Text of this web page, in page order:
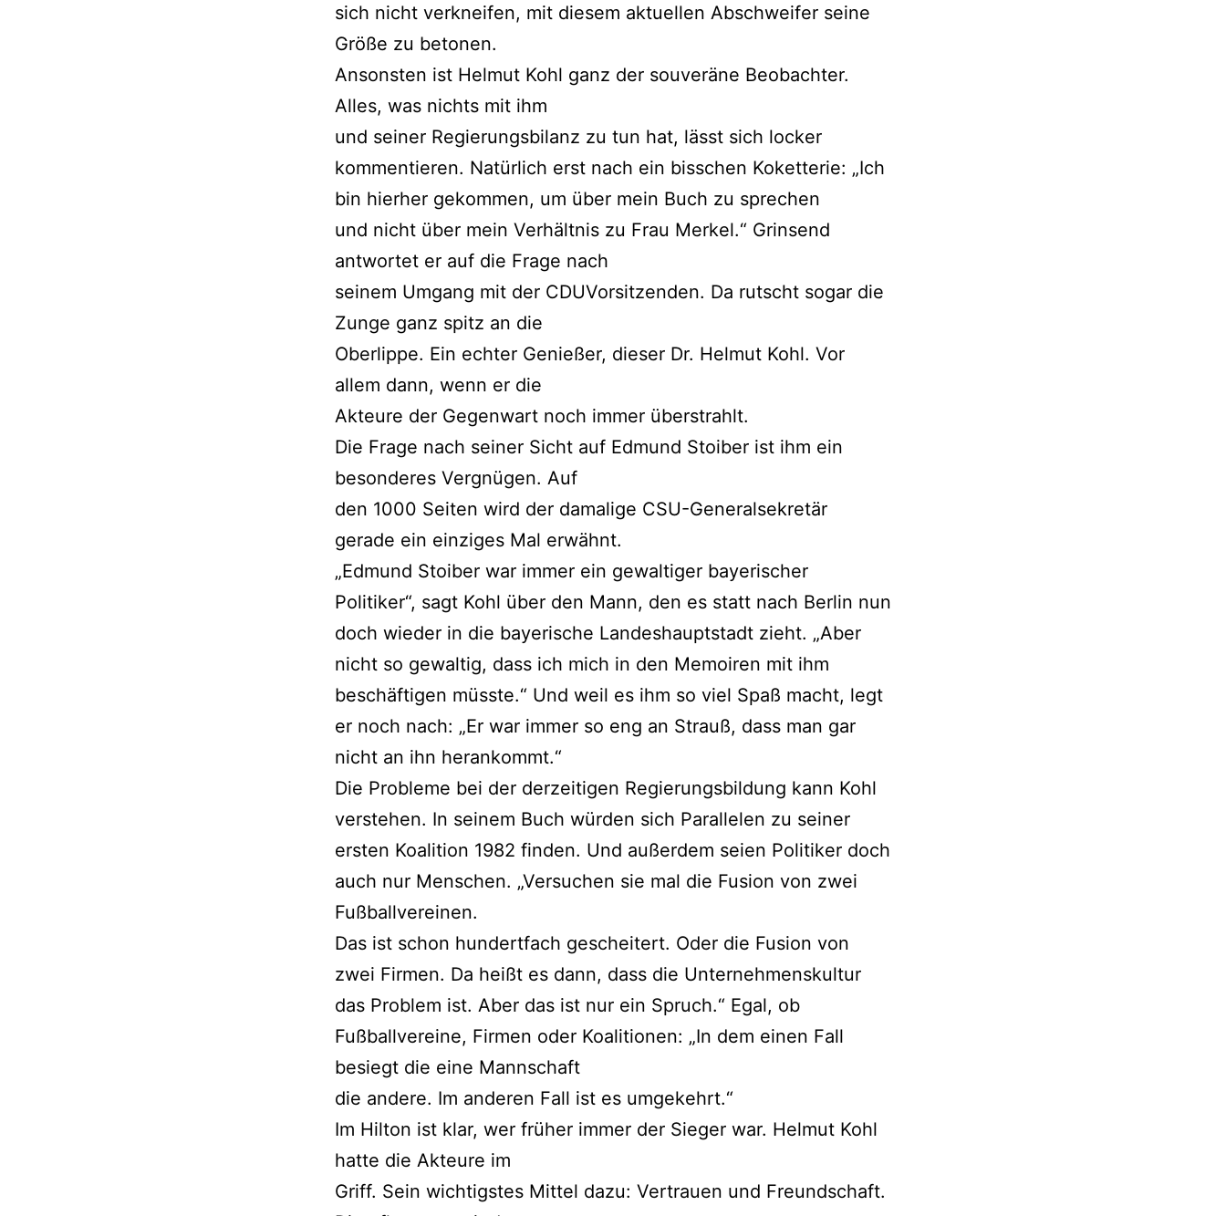
sich nicht verkneifen, mit diesem aktuellen Abschweifer seine
Größe zu betonen.
Ansonsten ist Helmut Kohl ganz der souveräne Beobachter.
Alles, was nichts mit ihm
und seiner Regierungsbilanz zu tun hat, lässt sich locker
kommentieren. Natürlich erst nach ein bisschen Koketterie: „Ich
bin hierher gekommen, um über mein Buch zu sprechen
und nicht über mein Verhältnis zu Frau Merkel.“ Grinsend
antwortet er auf die Frage nach
seinem Umgang mit der CDUVorsitzenden. Da rutscht sogar die
Zunge ganz spitz an die
Oberlippe. Ein echter Genießer, dieser Dr. Helmut Kohl. Vor
allem dann, wenn er die
Akteure der Gegenwart noch immer überstrahlt.
Die Frage nach seiner Sicht auf Edmund Stoiber ist ihm ein
besonderes Vergnügen. Auf
den 1000 Seiten wird der damalige CSU-Generalsekretär
gerade ein einziges Mal erwähnt.
„Edmund Stoiber war immer ein gewaltiger bayerischer
Politiker“, sagt Kohl über den Mann, den es statt nach Berlin nun
doch wieder in die bayerische Landeshauptstadt zieht. „Aber
nicht so gewaltig, dass ich mich in den Memoiren mit ihm
beschäftigen müsste.“ Und weil es ihm so viel Spaß macht, legt
er noch nach: „Er war immer so eng an Strauß, dass man gar
nicht an ihn herankommt.“
Die Probleme bei der derzeitigen Regierungsbildung kann Kohl
verstehen. In seinem Buch würden sich Parallelen zu seiner
ersten Koalition 1982 finden. Und außerdem seien Politiker doch
auch nur Menschen. „Versuchen sie mal die Fusion von zwei
Fußballvereinen.
Das ist schon hundertfach gescheitert. Oder die Fusion von
zwei Firmen. Da heißt es dann, dass die Unternehmenskultur
das Problem ist. Aber das ist nur ein Spruch.“ Egal, ob
Fußballvereine, Firmen oder Koalitionen: „In dem einen Fall
besiegt die eine Mannschaft
die andere. Im anderen Fall ist es umgekehrt.“
Im Hilton ist klar, wer früher immer der Sieger war. Helmut Kohl
hatte die Akteure im
Griff. Sein wichtigstes Mittel dazu: Vertrauen und Freundschaft.